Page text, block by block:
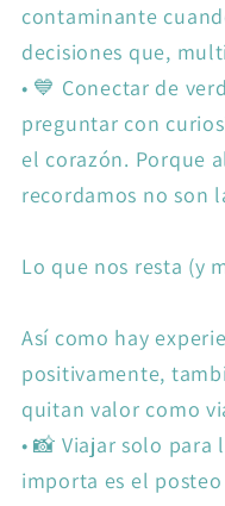
contaminante
decisiones que,
• 💙 Conectar de
preguntar con
el corazón. Porque
recordamos no son
Lo que nos resta (y
Así como hay
positivamente,
quitan valor como
• 📸 Viajar solo para
importa es el